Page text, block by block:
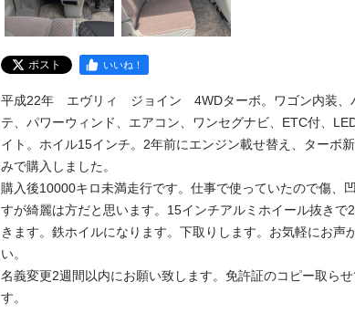
ポスト いいね！
平成22年　エヴリィ　ジョイン　4WDターボ。ワゴン内装、
テ、パワーウィンド、エアコン、ワンセグナビ、ETC付、
イト。ホイル15インチ。2年前にエンジン載せ替え、ターボ
みで購入しました。
購入後10000キロ未満走行です。仕事で使っていたので傷、
すが綺麗は方だと思います。15インチアルミホイール抜きで
きます。鉄ホイルになります。下取りします。お気軽にお声
い。
名義変更2週間以内にお願い致します。免許証のコピー取らせ